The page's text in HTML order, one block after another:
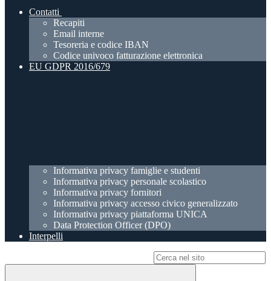
Contatti
Recapiti
Email interne
Tesoreria e codice IBAN
Codice univoco fatturazione elettronica
EU GDPR 2016/679
Informativa privacy famiglie e studenti
Informativa privacy personale scolastico
Informativa privacy fornitori
Informativa privacy accesso civico generalizzato
Informativa privacy piattaforma UNICA
Data Protection Officer (DPO)
Interpelli